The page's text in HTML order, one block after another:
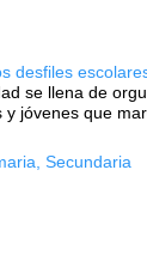
desfiles
se llena de
jóvenes que
Secundaria